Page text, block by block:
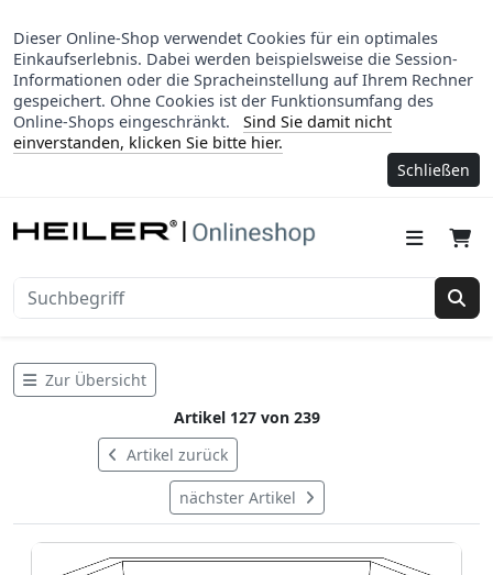
Dieser Online-Shop verwendet Cookies für ein optimales
Einkaufserlebnis. Dabei werden beispielsweise die Session-
Informationen oder die Spracheinstellung auf Ihrem Rechner
gespeichert. Ohne Cookies ist der Funktionsumfang des
Online-Shops eingeschränkt.
Sind Sie damit nicht
einverstanden, klicken Sie bitte hier.
Schließen
Zur Übersicht
Artikel zurück
Artikel 127 von 239
nächster Artikel